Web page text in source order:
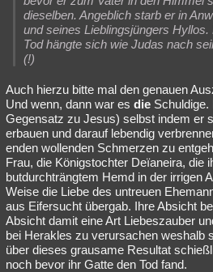
dieselben. Angeblich starb er in
und seines Lieblingsjüngers
Tod hängte sich wie Judas nach
(!)
Auch hierzu bitte mal den genauen
Und wenn, dann war es die
Gegensatz zu Jesus) selbst indem er
erbauen und darauf lebendig
enden wollenden Schmerzen zu
Frau, die Königstochter Deïaneira, die
butdurchträngtem Hemd in der irrigen
Weise die Liebe des untreuen
aus Eifersucht übergab. Ihre Absicht
Absicht damit eine Art Liebeszauber
bei Herakles zu verursachen weshalb
über dieses grausame Resultat
noch bevor ihr Gatte den Tod fand.